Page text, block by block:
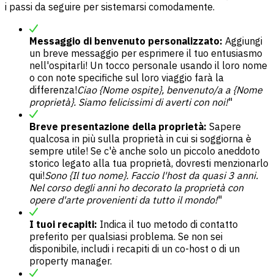
i passi da seguire per sistemarsi comodamente.
Messaggio di benvenuto personalizzato: Aggiungi
un breve messaggio per esprimere il tuo entusiasmo
nell'ospitarli! Un tocco personale usando il loro nome
o con note specifiche sul loro viaggio farà la
differenza!Ciao {Nome ospite}, benvenuto/a a {Nome
proprietà}. Siamo felicissimi di averti con noi!"
Breve presentazione della proprietà: Sapere
qualcosa in più sulla proprietà in cui si soggiorna è
sempre utile! Se c'è anche solo un piccolo aneddoto
storico legato alla tua proprietà, dovresti menzionarlo
qui!Sono {Il tuo nome}. Faccio l'host da quasi 3 anni.
Nel corso degli anni ho decorato la proprietà con
opere d'arte provenienti da tutto il mondo!"
I tuoi recapiti: Indica il tuo metodo di contatto
preferito per qualsiasi problema. Se non sei
disponibile, includi i recapiti di un co-host o di un
property manager.